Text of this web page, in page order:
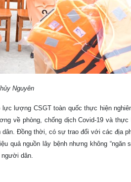
Nguyên
lượng CSGT toàn quốc thực hiện
về phòng, chống dịch Covid-19 và thực
Đồng thời, có sự trao đổi với các địa
quả nguồn lây bệnh nhưng không
người dân.